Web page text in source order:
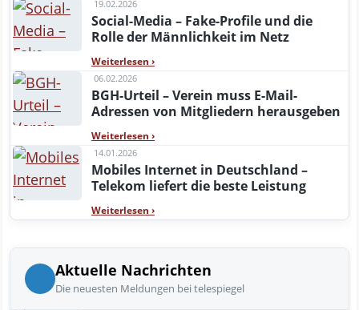
19.02.2026
Social-Media – Fake-Profile und die
Rolle der Männlichkeit im Netz
Weiterlesen ›
06.02.2026
BGH-Urteil – Verein muss E-Mail-
Adressen von Mitgliedern herausgeben
Weiterlesen ›
14.01.2026
Mobiles Internet in Deutschland –
Telekom liefert die beste Leistung
Weiterlesen ›
Aktuelle Nachrichten
Die neuesten Meldungen bei telespiegel